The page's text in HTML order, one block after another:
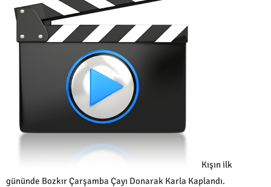
Kışın ilk
gününde Bozkır Çarşamba Çayı Donarak Karla Kaplandı.